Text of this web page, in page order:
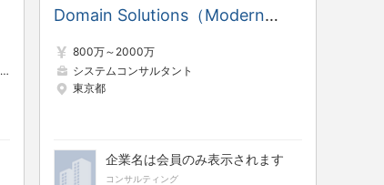
システムコンサルタント
Domain Solutions（Modern
アーキテクチャー領域）
800万～2000万
システムコンサルタント
東京都
企業名は会員のみ表示されます
コンサルティング